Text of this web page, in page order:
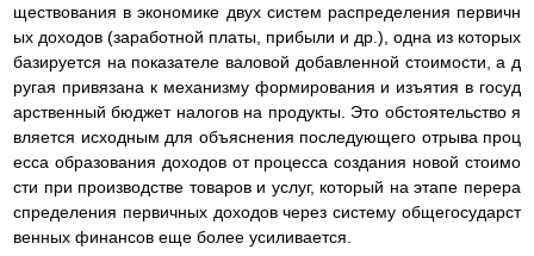
ществования в экономике двух систем распределения первичн
ых доходов (заработной платы, прибыли и др.), одна из которых
базируется на показателе валовой добавленной стоимости, а д
ругая привязана к механизму формирования и изъятия в госуд
арственный бюджет налогов на продукты. Это обстоятельство я
вляется исходным для объяснения последующего отрыва проц
есса образования доходов от процесса создания новой стоимо
сти при производстве товаров и услуг, который на этапе перера
спределения первичных доходов через систему общегосударст
венных финансов еще более усиливается.